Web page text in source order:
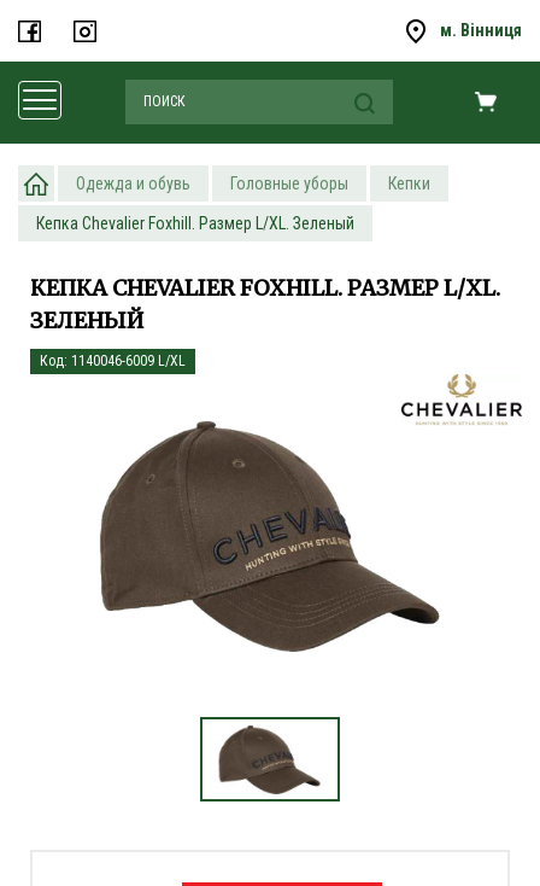
м. Вінниця
Одежда и обувь Головные уборы Кепки
Кепка Chevalier Foxhill. Размер L/XL. Зеленый
КЕПКА CHEVALIER FOXHILL. РАЗМЕР L/XL.
ЗЕЛЕНЫЙ
Код: 1140046-6009 L/XL